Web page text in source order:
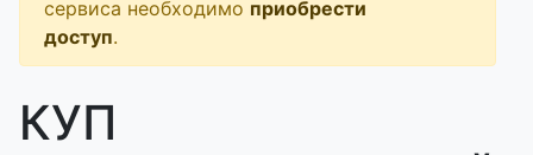
сервиса необходимо приобрести
доступ.
КУП